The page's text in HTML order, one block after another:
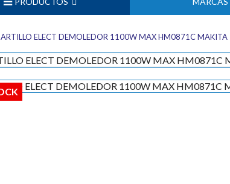
ELECT DEMOLEDOR 1100W MAX HM0871C MAKITA